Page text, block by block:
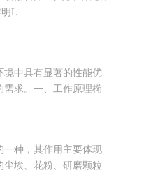
明L...
境中具有显著的性能优
求。一、工作原理椭
一种，其作用主要体现
埃、花粉、研磨颗粒